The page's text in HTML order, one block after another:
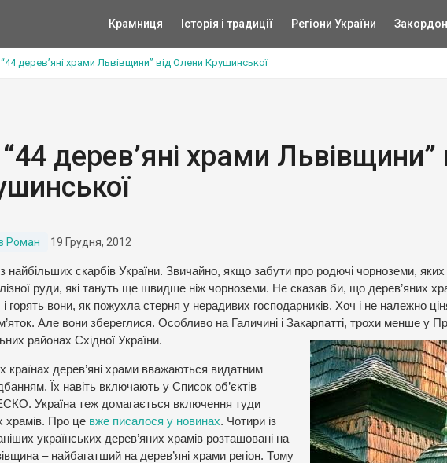
Крамниця Історія і традиції Регіони України Закордон
дерев’яні храми Львівщини” від Олени Крушинської
дерев’яні храми Львівщини”
Роман 19 Грудня, 2012
найбільших скарбів України. Звичайно, якщо забути про родючі чорноземи,
руди, які тануть ще швидше ніж чорноземи. Не сказав би, що дерев’яних
горять вони, як пожухла стерня у нерадивих господарників. Хоч і не належно
Але вони збереглися. Особливо на Галичині і Закарпатті, трохи менше у
районах Східної України.
країнах дерев’яні храми вважаються видатним
Їх навіть включають у Список об’єктів
Україна теж домагається включення туди
храмів. Про це вже писалося у новинах. Чотири із
українських дерев’яних храмів розташовані на
– найбагатший на дерев’яні храми регіон. Тому